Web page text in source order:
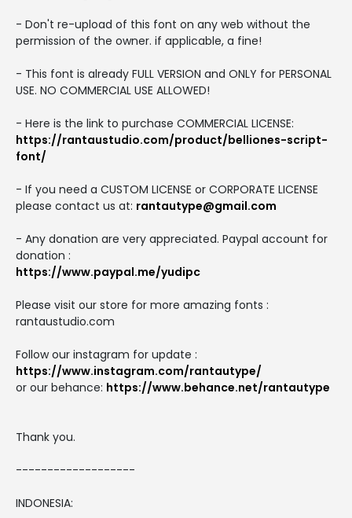
- Don't re-upload of this font on any web without the
permission of the owner. if applicable, a fine!
- This font is already FULL VERSION and ONLY for PERSONAL
USE. NO COMMERCIAL USE ALLOWED!
- Here is the link to purchase COMMERCIAL LICENSE:
https://rantaustudio.com/product/belliones-script-
font/
- If you need a CUSTOM LICENSE or CORPORATE LICENSE
please contact us at: rantautype@gmail.com
- Any donation are very appreciated. Paypal account for
donation :
https://www.paypal.me/yudipc
Please visit our store for more amazing fonts :
rantaustudio.com
Follow our instagram for update :
https://www.instagram.com/rantautype/
or our behance: https://www.behance.net/rantautype
Thank you.
-------------------
INDONESIA: